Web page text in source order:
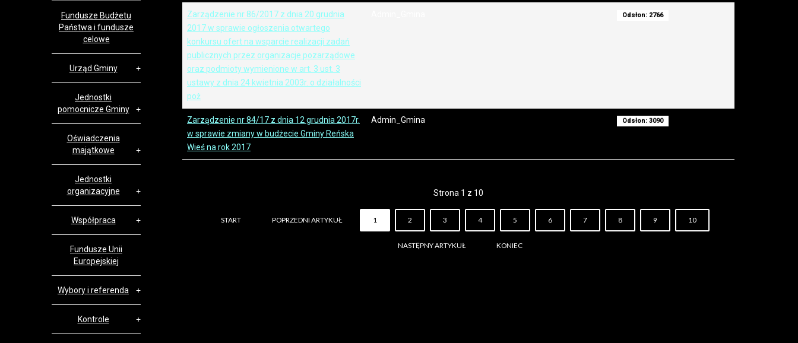
Zarządzenie nr 86/2017 z dnia 20 grudnia
2017 w sprawie ogłoszenia otwartego
konkursu ofert na wsparcie realizacji zadań
publicznych przez organizacje pozarządowe
oraz podmioty wymienione w art. 3 ust. 3
ustawy z dnia 24 kwietnia 2003r. o działalności
poż
Odsłon: 2766
Zarządzenie nr 84/17 z dnia 12 grudnia 2017r.
w sprawie zmiany w budżecie Gminy Reńska
Wieś na rok 2017
Admin_Gmina Odsłon: 3090
Strona 1 z 10
START POPRZEDNI ARTYKUŁ 1 2 3 4 5 6 7 8 9 10
NASTĘPNY ARTYKUŁ KONIEC
Fundusze Budżetu
Państwa i fundusze
celowe
Urząd Gminy
Jednostki
pomocnicze Gminy
Oświadczenia
majątkowe
Jednostki
organizacyjne
Współpraca
Fundusze Unii
Europejskiej
Wybory i referenda
Kontrole